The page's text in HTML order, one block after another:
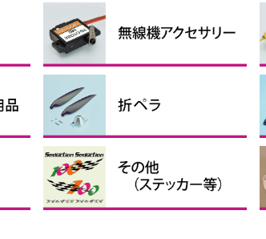
ラダー機
エルロン機
スケール機
グライダーアクセサリー
コンポジットグライダー
PnP・RTFグライダー
コネクタ・シュリンクチュー
ブ
シリコンコード
プロペラアダプター
インナーローターブラシレス
モーター
ブラシモーター・ギアボック
ス
アウターローターブラシレス
モーター
アポロモーター
ブラシレスモータースペアパ
ーツ
電動用モーターマウント
1セル
2セル
3セル
4セルサーボ＆関連パーツ
電圧レギュレーター
受信機アクセサリー
瞬間接着剤・補助剤
その他の接着剤
マイクロバルーン、パテなど
スピンナーハブセット
折ペラ用ハブ
折ペラ用スピンナー
折ペラ用ブレード